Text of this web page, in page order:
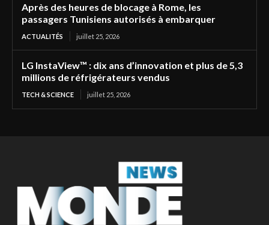
Après des heures de blocage à Rome, les
passagers Tunisiens autorisés à embarquer
ACTUALITÉS juillet 25, 2026
LG InstaView™ : dix ans d’innovation et plus de 5,3
millions de réfrigérateurs vendus
TECH & SCIENCE juillet 25, 2026